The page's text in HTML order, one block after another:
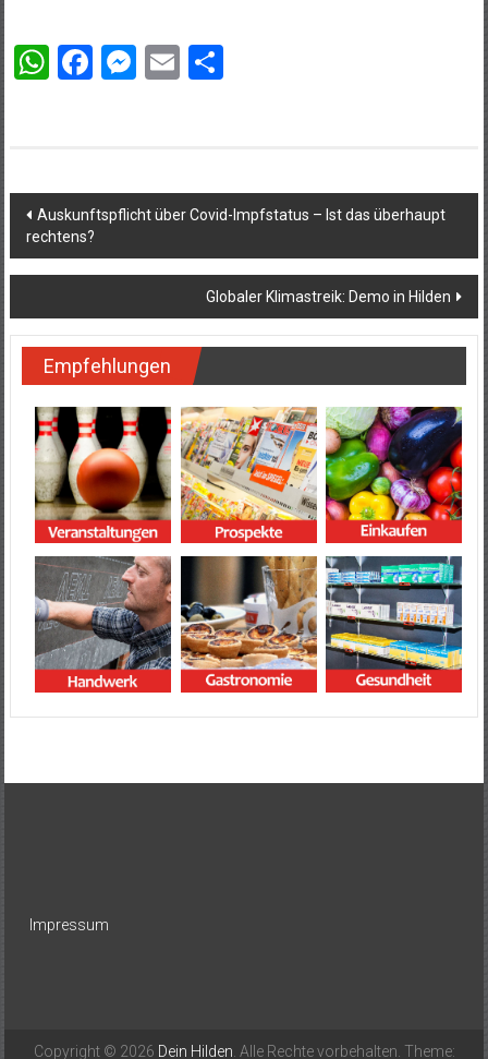
WhatsApp
Facebook
Messenger
EmailTeilen
Beitragsnavigation
Auskunftspflicht über Covid-Impfstatus – Ist das überhaupt
rechtens?
Globaler Klimastreik: Demo in Hilden
Empfehlungen
Impressum
Copyright © 2026 Dein Hilden. Alle Rechte vorbehalten. Theme: